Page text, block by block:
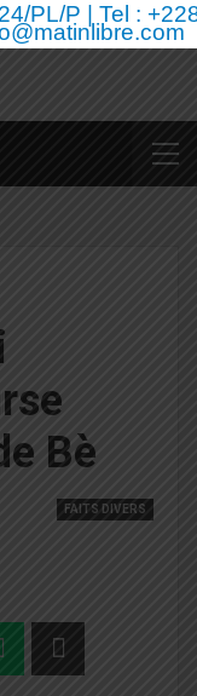
PL/P | Tel :
Bè
FAITS DIVERS